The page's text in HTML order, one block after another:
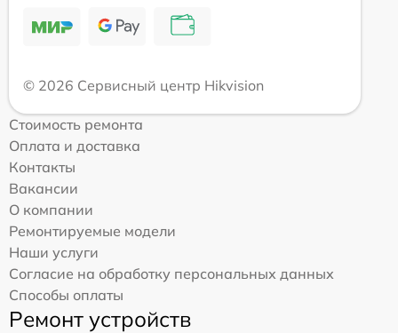
© 2026 Сервисный центр Hikvision
Стоимость ремонта
Оплата и доставка
Контакты
Вакансии
О компании
Ремонтируемые модели
Наши услуги
Согласие на обработку персональных данных
Способы оплаты
Ремонт устройств